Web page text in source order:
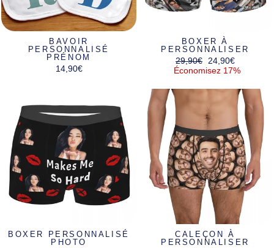
BAVOIR
PERSONNALISÉ
PRÉNOM
14,90€
BOXER À
PERSONNALISER
Prix
régulier
29,90€
Prix
réduit
24,90€
Économisez 17%
BOXER PERSONNALISÉ
PHOTO
CALEÇON À
PERSONNALISER